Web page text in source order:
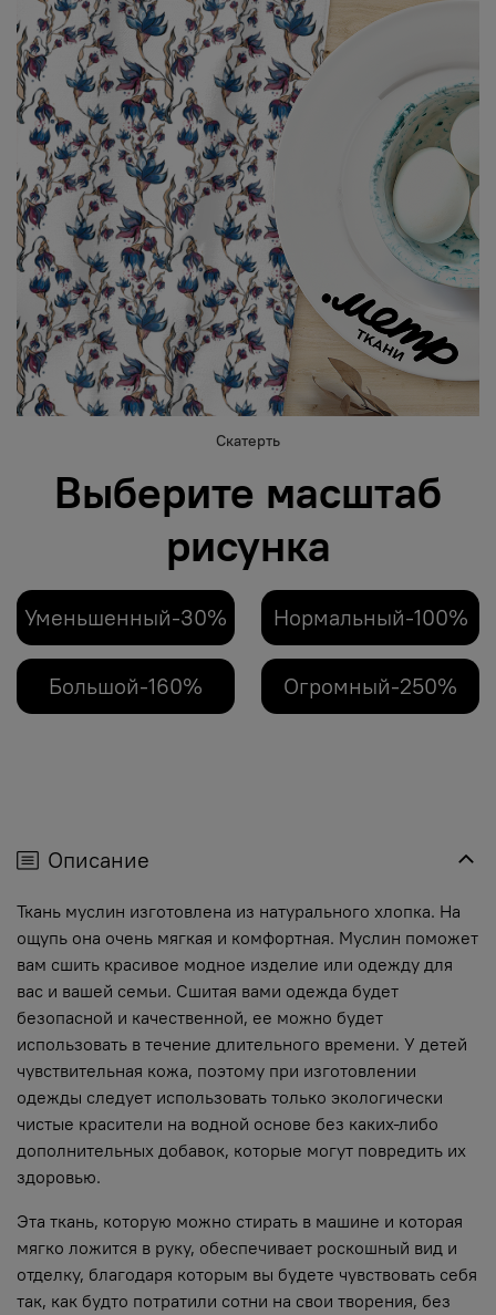
Скатерть
Выберите масштаб
рисунка
Уменьшенный-30% Нормальный-100%
Большой-160% Огромный-250%
Описание
Ткань муслин изготовлена из натурального хлопка. На
ощупь она очень мягкая и комфортная. Муслин поможет
вам сшить красивое модное изделие или одежду для
вас и вашей семьи. Сшитая вами одежда будет
безопасной и качественной, ее можно будет
использовать в течение длительного времени. У детей
чувствительная кожа, поэтому при изготовлении
одежды следует использовать только экологически
чистые красители на водной основе без каких-либо
дополнительных добавок, которые могут повредить их
здоровью.
Эта ткань, которую можно стирать в машине и которая
мягко ложится в руку, обеспечивает роскошный вид и
отделку, благодаря которым вы будете чувствовать себя
так, как будто потратили сотни на свои творения, без